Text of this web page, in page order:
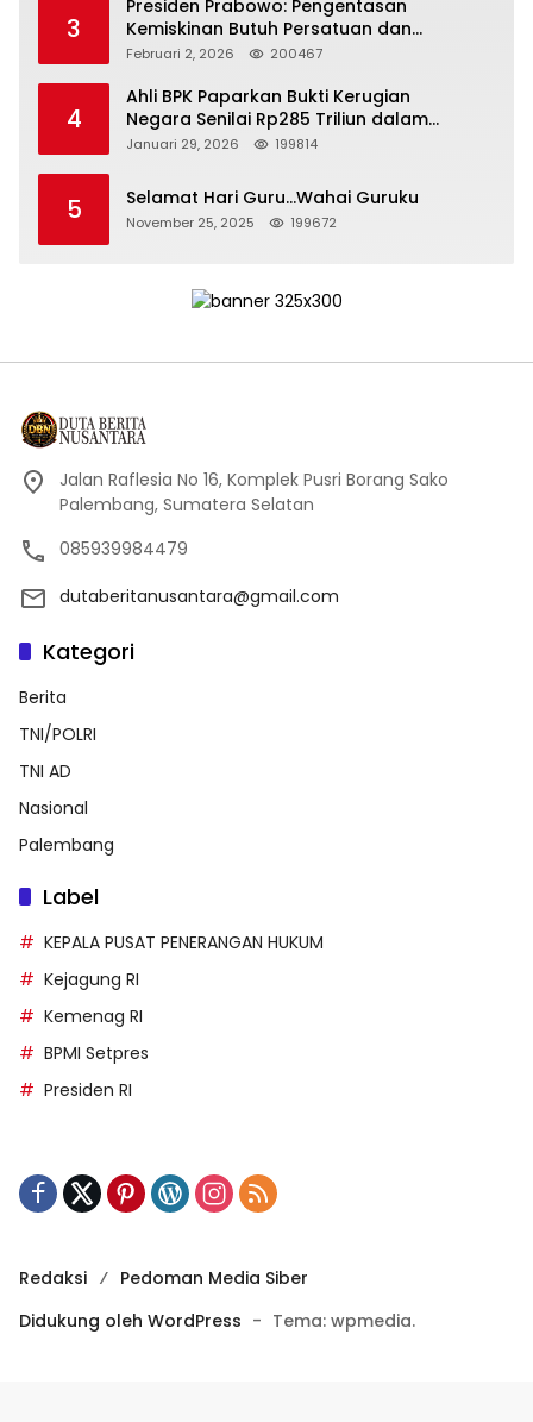
3
Presiden Prabowo: Pengentasan
Kemiskinan Butuh Persatuan dan
Kepemimpinan yang Bertanggung Jawab
Februari 2, 2026 200467
4
Ahli BPK Paparkan Bukti Kerugian
Negara Senilai Rp285 Triliun dalam
Persidangan Korupsi PT Pertamina
Januari 29, 2026 199814
5 Selamat Hari Guru…Wahai Guruku
November 25, 2025 199672
Jalan Raflesia No 16, Komplek Pusri Borang Sako
Palembang, Sumatera Selatan
085939984479
dutaberitanusantara@gmail.com
Kategori
Berita
TNI/POLRI
TNI AD
Nasional
Palembang
Label
KEPALA PUSAT PENERANGAN HUKUM
Kejagung RI
Kemenag RI
BPMI Setpres
Presiden RI
Redaksi
Pedoman Media Siber
Didukung oleh WordPress - Tema: wpmedia.